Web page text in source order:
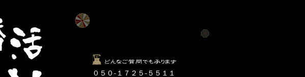
​０５０-１７２５-５５１１